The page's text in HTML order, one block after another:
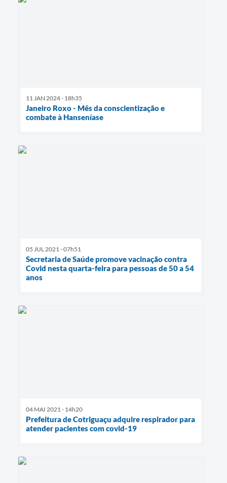
11 JAN 2024 - 18h35
Janeiro Roxo - Mês da conscientização e
combate à Hanseníase
05 JUL 2021 - 07h51
Secretaria de Saúde promove vacinação contra
Covid nesta quarta-feira para pessoas de 50 a 54
anos
04 MAI 2021 - 14h20
Prefeitura de Cotriguaçu adquire respirador para
atender pacientes com covid-19